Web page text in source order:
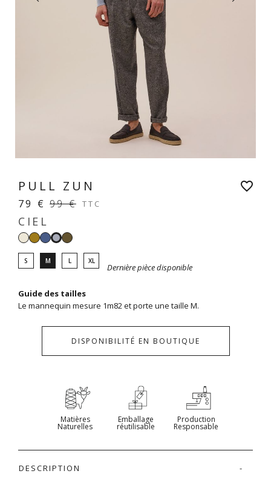
PULL ZUN
79 € 99 € TTC
CIEL
BlancTapenade
Denim
Ciel
clair
S M L XL
Dernière pièce disponible
Guide des tailles
Le mannequin mesure 1m82 et porte une taille M.
DISPONIBILITÉ EN BOUTIQUE
favorite_border
Matières
Naturelles
Emballage
réutilisable
Production
Responsable
DESCRIPTION